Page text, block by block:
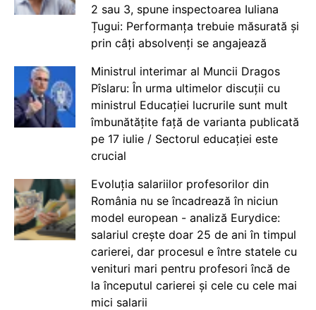
2 sau 3, spune inspectoarea Iuliana
Țugui: Performanța trebuie măsurată și
prin câți absolvenți se angajează
Ministrul interimar al Muncii Dragos
Pîslaru: În urma ultimelor discuții cu
ministrul Educației lucrurile sunt mult
îmbunătățite față de varianta publicată
pe 17 iulie / Sectorul educației este
crucial
Evoluția salariilor profesorilor din
România nu se încadrează în niciun
model european - analiză Eurydice:
salariul crește doar 25 de ani în timpul
carierei, dar procesul e între statele cu
venituri mari pentru profesori încă de
la începutul carierei și cele cu cele mai
mici salarii